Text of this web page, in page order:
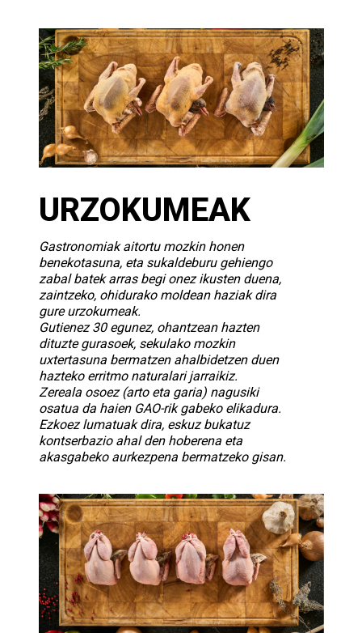
URZOKUMEAK
Gastronomiak aitortu mozkin honen
benekotasuna, eta sukaldeburu gehiengo
zabal batek arras begi onez ikusten duena,
zaintzeko, ohidurako moldean haziak dira
gure urzokumeak.
Gutienez 30 egunez, ohantzean hazten
dituzte gurasoek, sekulako mozkin
uxtertasuna bermatzen ahalbidetzen duen
hazteko erritmo naturalari jarraikiz.
Zereala osoez (arto eta garia) nagusiki
osatua da haien GAO-rik gabeko elikadura.
Ezkoez lumatuak dira, eskuz bukatuz
kontserbazio ahal den hoberena eta
akasgabeko aurkezpena bermatzeko gisan.